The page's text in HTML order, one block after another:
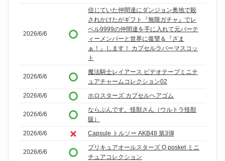
2026/6/6
信じていた仲間達にダンジョン奥地で殺
されかけたがギフト『無限ガチャ』でレ
ベル9999の仲間達を手に入れて元パーテ
ィーメンバーと世界に復讐＆『ざま
ぁ！』します！ カプセルラバーマスコッ
ト
2026/6/6
魔法騎士レイアース ビデオテープミニチ
ュアチャームコレクション02
2026/6/6
ホロスターズ カプセルヘアゴム
2026/6/6
ならぶんです。怪獣さん（ウルトラ怪獣
版）
2026/6/6
Capsule トルソー AKB48 第3弾
2026/6/6
プリキュアオールスターズ Q posket ミニ
チュアコレクション